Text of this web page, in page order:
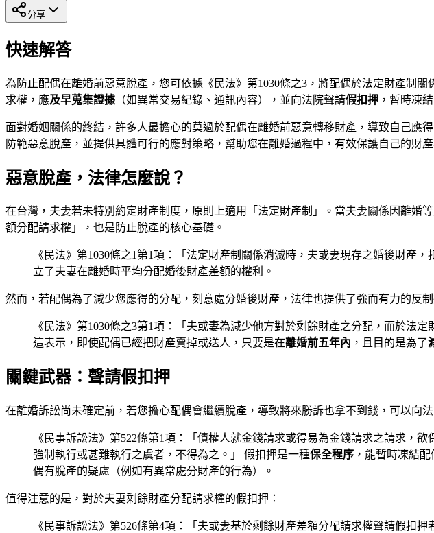
分享
快速解答
為防止配偶在離婚前惡意脫產，您可依據《民法》第1030條之3，將配偶於法定財產制
求權，應及早蒐集證據 （如異常交易紀錄、通訊內容），並向法院聲請假扣押 ，暫時凍
面對婚姻關係的終結，許多人最擔心的莫過於配偶在離婚前惡意轉移財產，導致自己應
防範惡意脫產，並提供具體可行的應對策略，幫助您在離婚過程中，有效保護自己的財產
惡意脫產，法律怎麼說？
在台灣，夫妻若未特別約定財產制度，原則上適用「法定財產制」。當夫妻關係因離
額分配請求權」，也是防止脫產的核心基礎。
《民法》第1030條之1第1項：「法定財產制關係消滅時，夫或妻現存之婚後財產
立了夫妻在離婚時平均分配婚後財產差額的權利。
然而，若配偶為了減少您應得的分配，刻意處分婚後財產，法律也提供了強而有力的反制
《民法》第1030條之3第1項：「夫或妻為減少他方對於剩餘財產之分配，而於法
這表示，即使配偶已經把財產賣掉或送人，只要是在離婚前五年內 ，且目的是為了
關鍵武器：聲請假扣押
在離婚訴訟尚未確定前，若您擔心配偶會繼續脫產，導致將來勝訴也拿不到錢，可以向
《民事訴訟法》第522條第1項：「債權人就金錢請求或得易為金錢請求之請求，
強制執行或甚難執行之虞者，不得為之。」 假扣押是一種保全程序 ，能暫時凍結
偶有脫產的疑慮（例如有異常處分財產的行為）。
值得注意的是，對於夫妻剩餘財產分配請求權的假扣押：
《民事訴訟法》第526條第4項：「夫或妻基於剩餘財產差額分配請求權聲請假扣